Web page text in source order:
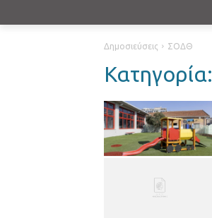
Δημοσιεύσεις ΣΟΔΘ
Κατηγορία: